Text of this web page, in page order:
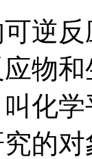
逆
物
化
的